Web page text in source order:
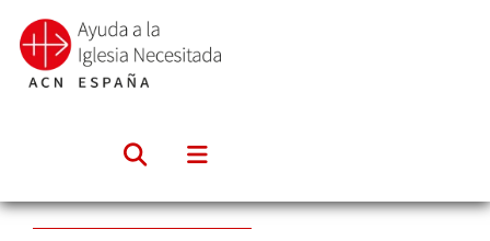
Saltar
contenido